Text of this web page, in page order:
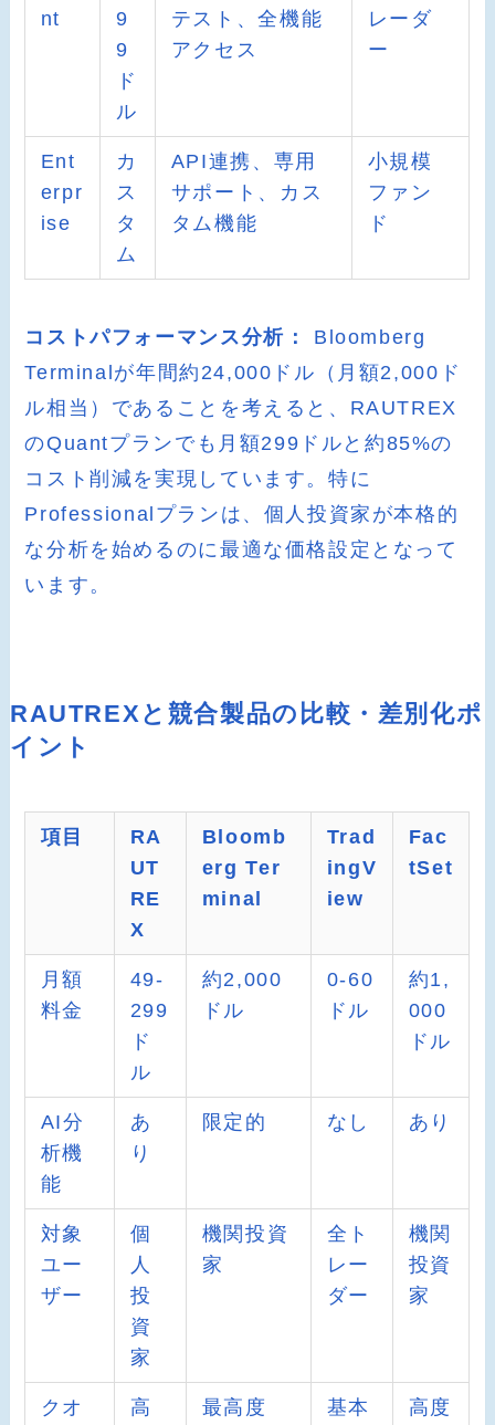
nt
9
9
ド
ル
テスト、全機能
アクセス
レーダ
ー
Ent
erpr
ise
カ
ス
タ
ム
API連携、専用
サポート、カス
タム機能
小規模
ファン
ド
コストパフォーマンス分析：
Bloomberg
Terminalが年間約24,000ドル（月額2,000ド
ル相当）であることを考えると、RAUTREX
のQuantプランでも月額299ドルと約85%の
コスト削減を実現しています。特に
Professionalプランは、個人投資家が本格的
な分析を始めるのに最適な価格設定となって
います。
RAUTREXと競合製品の比較・差別化ポ
イント
項目
RA
UT
RE
X
Bloomb
erg Ter
minal
Trad
ingV
iew
Fac
tSet
月額
料金
49-
299
ド
ル
約2,000
ドル
0-60
ドル
約1,
000
ドル
AI分
析機
能
あ
り
限定的 なし あり
対象
ユー
ザー
個
人
投
資
家
機関投資
家
全ト
レー
ダー
機関
投資
家
クオ
高
最高度
基本
高度